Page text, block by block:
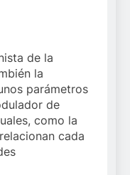
de la
la
parámetros
de
como la
cada